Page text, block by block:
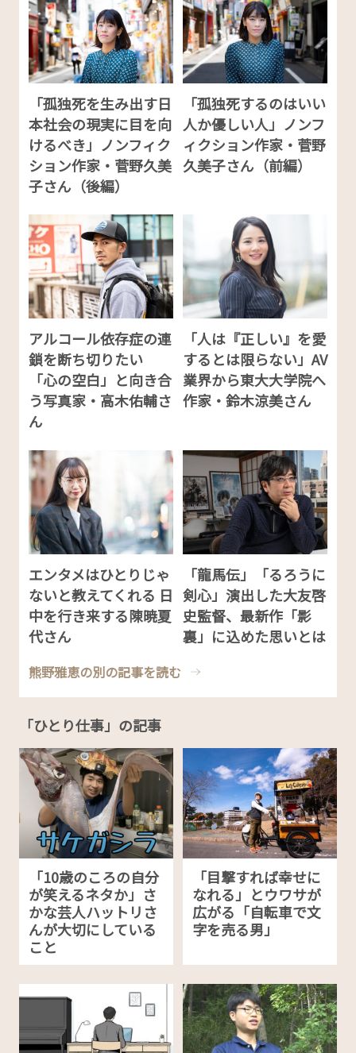
「孤独死を生み出す日
本社会の現実に目を向
けるべき」ノンフィク
ション作家・菅野久美
子さん（後編）
「孤独死するのはいい
人か優しい人」ノンフ
ィクション作家・菅野
久美子さん（前編）
アルコール依存症の連
鎖を断ち切りたい
「心の空白」と向き合
う写真家・高木佑輔さ
ん
「人は『正しい』を愛
するとは限らない」AV
業界から東大大学院へ
作家・鈴木涼美さん
エンタメはひとりじゃ
ないと教えてくれる 日
中を行き来する陳暁夏
代さん
「龍馬伝」「るろうに
剣心」演出した大友啓
史監督、最新作「影
裏」に込めた思いとは
熊野雅恵の別の記事を読む
「ひとり仕事」の記事
「10歳のころの自分
が笑えるネタか」さ
かな芸人ハットリさ
んが大切にしている
こと
「目撃すれば幸せに
なれる」とウワサが
広がる「自転車で文
字を売る男」